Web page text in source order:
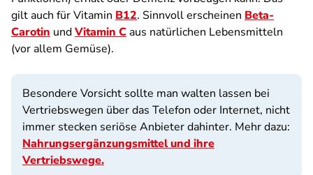
gilt auch für Vitamin B12. Sinnvoll erscheinen Beta-
Carotin undVitamin Caus natürlichen Lebensmitteln
(vor allem Gemüse).
Besondere Vorsicht sollte man walten lassen bei
Vertriebswegen über das Telefon oder Internet, nicht
immer stecken seriöse Anbieter dahinter. Mehr dazu:
Nahrungsergänzungsmittel und ihre
Vertriebswege.